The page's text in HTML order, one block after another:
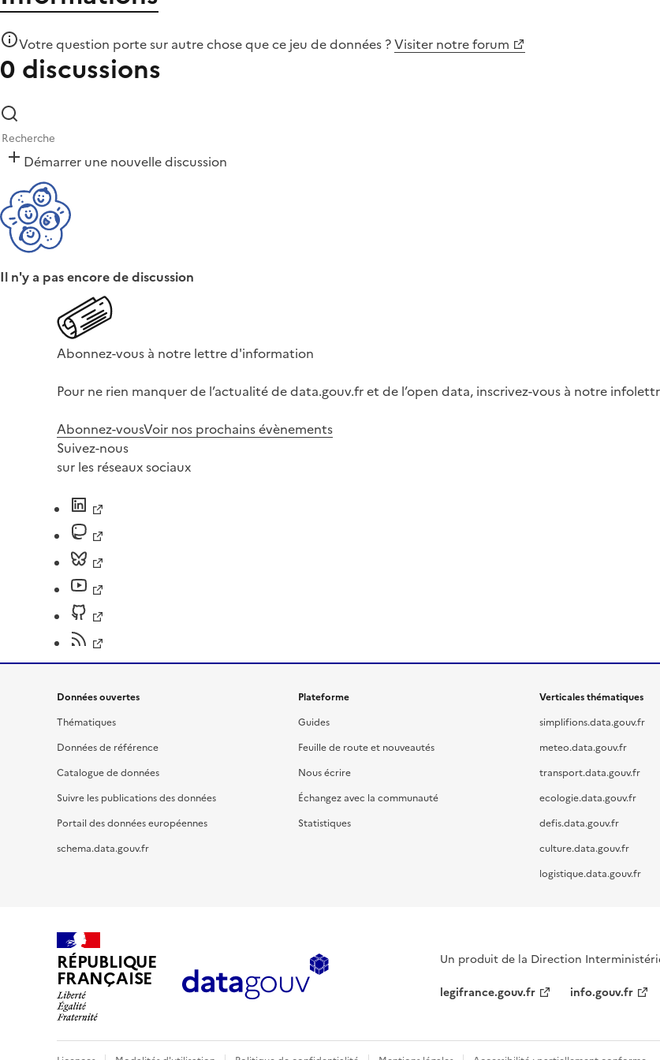
Votre question porte sur autre chose quece jeu de données ?Visiter notre forum
0 discussions
Démarrer une nouvelle discussion
Il n'y a pas encore de discussion
Abonnez-vous à notre lettre d'information
Pour ne rien manquer de l’actualité de data.gouv.fr et de l’open data, inscrivez-vous à notre
Abonnez-vousVoir nos prochains évènements
Suivez-nous
sur les réseaux sociaux
Données ouvertes
Thématiques
Données de référence
Catalogue de données
Suivre les publications des données
Portail des données européennes
schema.data.gouv.fr
Plateforme
Guides
Feuille de route et nouveautés
Nous écrire
Échangez avec la communauté
Statistiques
Verticales thématiques
simplifions.data.gouv.fr
meteo.data.gouv.fr
transport.data.gouv.fr
ecologie.data.gouv.fr
defis.data.gouv.fr
culture.data.gouv.fr
logistique.data.gouv.fr
RÉPUBLIQUE
FRANÇAISE
Un produit de la Direction
legifrance.gouv.fr
info.gouv.fr